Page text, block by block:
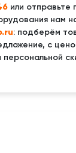
или отправьте
нам
: подберём
с